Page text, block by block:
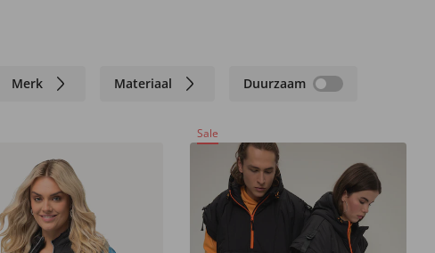
Merk Materiaal Duurzaam
Sale